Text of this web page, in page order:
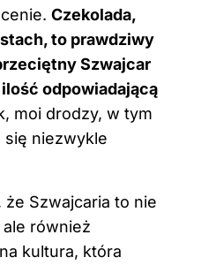
Czekolada,
to prawdziwy
Szwajcar
odpowiadającą
moi drodzy, w tym
się niezwykle
Szwajcaria to nie
ale również
kultura, która